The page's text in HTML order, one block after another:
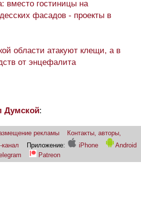
вместо гостиницы на
фасадов - проекты в
области атакуют клещи, а в
от энцефалита
Думской:
рекламы
Контакты, авторы,
канал Приложение: iPhone
Android
Patreon